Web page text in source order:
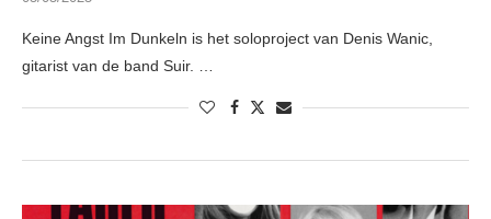
Keine Angst Im Dunkeln is het soloproject van Denis Wanic,
gitarist van de band Suir. …